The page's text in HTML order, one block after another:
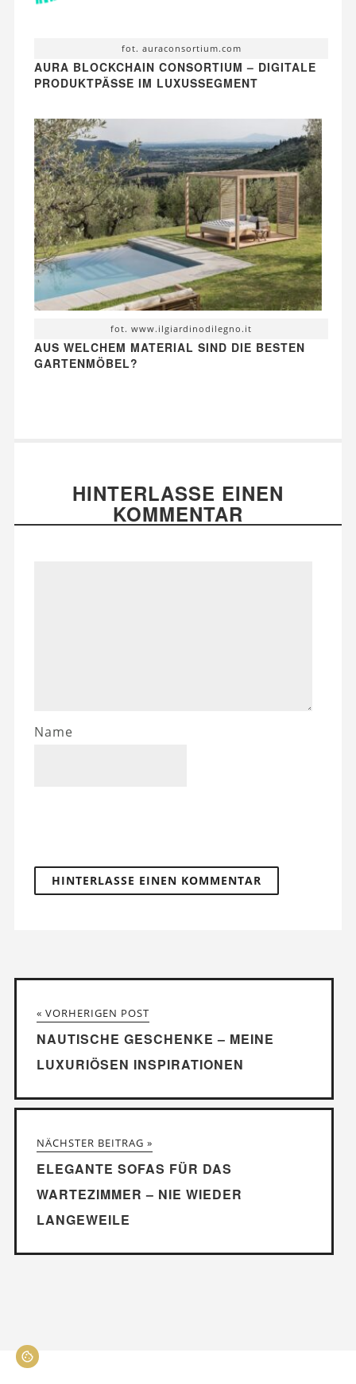
fot. auraconsortium.com
AURA BLOCKCHAIN CONSORTIUM – DIGITALE
PRODUKTPÄSSE IM LUXUSSEGMENT
fot. www.ilgiardinodilegno.it
AUS WELCHEM MATERIAL SIND DIE BESTEN
GARTENMÖBEL?
HINTERLASSE EINEN
KOMMENTAR
Name
« VORHERIGEN POST
NAUTISCHE GESCHENKE – MEINE
LUXURIÖSEN INSPIRATIONEN
NÄCHSTER BEITRAG »
ELEGANTE SOFAS FÜR DAS
WARTEZIMMER – NIE WIEDER
LANGEWEILE